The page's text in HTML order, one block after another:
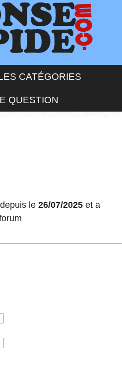
CATÉGORIES
QUESTION
le 26/07/2025 et a